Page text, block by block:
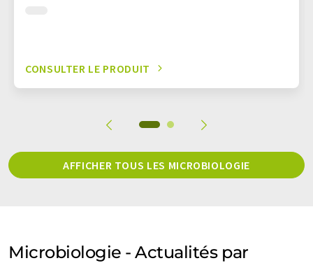
CONSULTER LE PRODUIT
AFFICHER TOUS LES MICROBIOLOGIE
Microbiologie - Actualités par